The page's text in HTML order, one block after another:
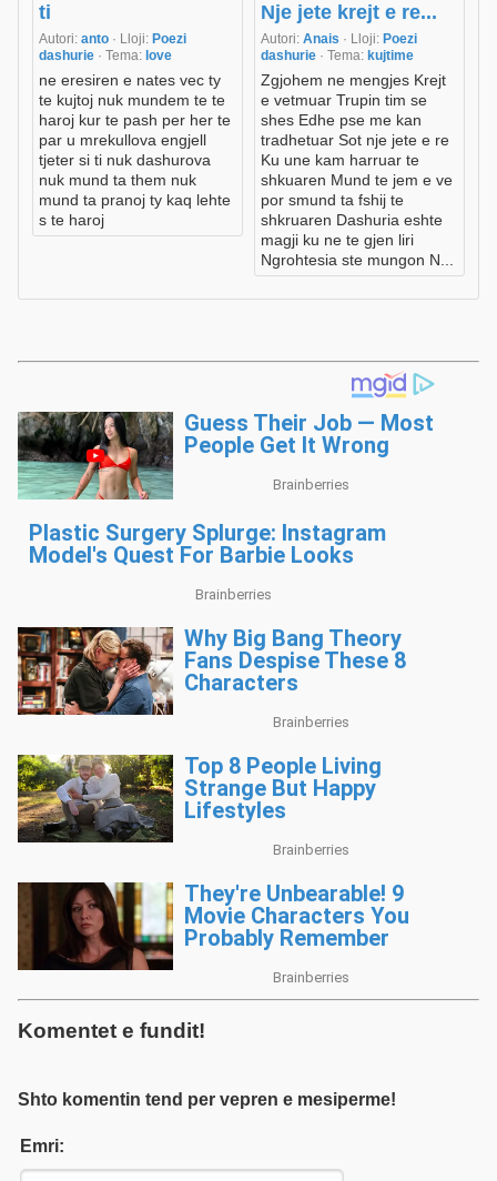
ti
Autori: anto · Lloji: Poezi
dashurie · Tema: love
ne eresiren e nates vec ty
te kujtoj nuk mundem te te
haroj kur te pash per her te
par u mrekullova engjell
tjeter si ti nuk dashurova
nuk mund ta them nuk
mund ta pranoj ty kaq lehte
s te haroj
Nje jete krejt e re...
Autori: Anais · Lloji: Poezi
dashurie · Tema: kujtime
Zgjohem ne mengjes Krejt
e vetmuar Trupin tim se
shes Edhe pse me kan
tradhetuar Sot nje jete e re
Ku une kam harruar te
shkuaren Mund te jem e ve
por smund ta fshij te
shkruaren Dashuria eshte
magji ku ne te gjen liri
Ngrohtesia ste mungon N...
Komentet e fundit!
Shto komentin tend per vepren e mesiperme!
Emri: